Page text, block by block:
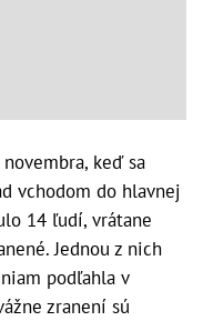
keď sa
vchodom do hlavnej
14 ľudí, vrátane
Jednou z nich
podľahla v
zranení sú